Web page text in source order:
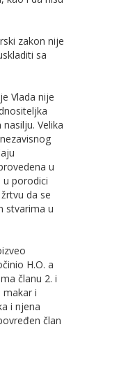
zakon nije
sa
Vlada nije
Velika
u
u porodici
da se
stvarima u
H.O. a
članu 2. i
makar i
i njena
član